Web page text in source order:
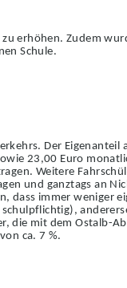
erhöhen. Zudem
Schule.
Der
23,00 Euro
Weitere
und ganztags an
dass immer weniger
schulpflichtig),
die mit dem Ostalb-
ca. 7 %.